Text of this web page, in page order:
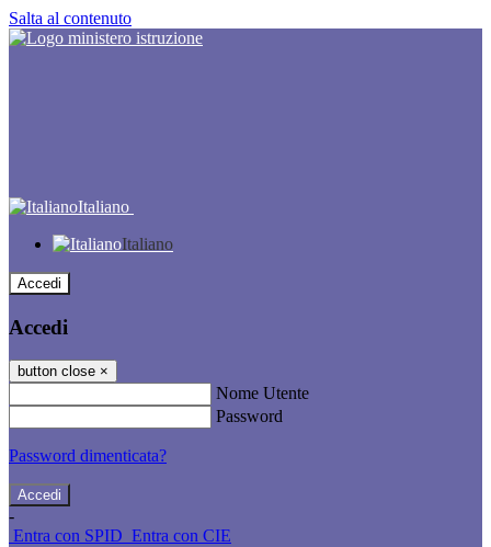
Salta al contenuto
Italiano
Italiano
Accedi
Accedi
button close ×
Nome Utente
Password
Password dimenticata?
-
Entra con SPID Entra con CIE